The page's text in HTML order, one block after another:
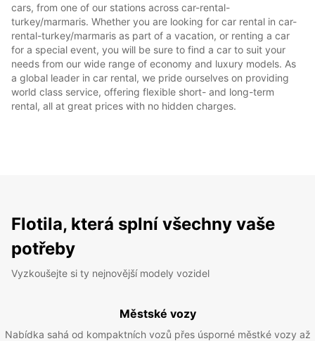
cars, from one of our stations across car-rental-
turkey/marmaris. Whether you are looking for car rental in car-
rental-turkey/marmaris as part of a vacation, or renting a car
for a special event, you will be sure to find a car to suit your
needs from our wide range of economy and luxury models. As
a global leader in car rental, we pride ourselves on providing
world class service, offering flexible short- and long-term
rental, all at great prices with no hidden charges.
Flotila, která splní všechny vaše
potřeby
Vyzkoušejte si ty nejnovější modely vozidel
Městské vozy
Nabídka sahá od kompaktních vozů přes úsporné městké vozy až